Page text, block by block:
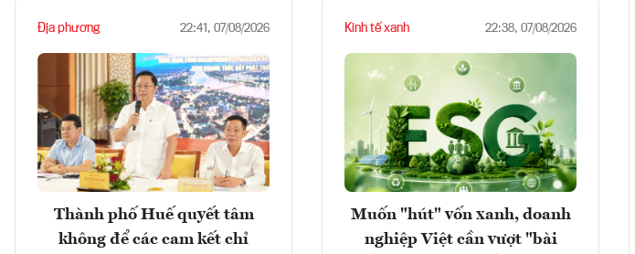
Địa phương 22:41, 07/08/2026
Thành phố Huế quyết tâm
không để các cam kết chỉ
Kinh tế xanh 22:38, 07/08/2026
Muốn "hút" vốn xanh, doanh
nghiệp Việt cần vượt "bài